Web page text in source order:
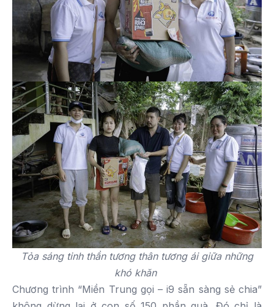
Tỏa sáng tinh thần tương thân tương ái giữa những
khó khăn
Chương trình “Miền Trung gọi – i9 sẵn sàng sẻ chia”